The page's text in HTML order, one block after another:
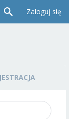
Zaloguj się